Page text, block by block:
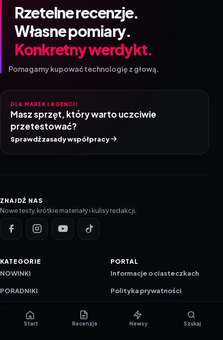
Rzetelne recenzje.
Własne pomiary.
Konkretny werdykt.
Pomagamy kupować technologię z głową.
DLA MAREK I AGENCJI
Masz sprzęt, który warto uczciwie
przetestować?
Sprawdź zasady współpracy
ZNAJDŹ NAS
Nowe testy, krótkie materiały i kulisy redakcji.
KATEGORIE
NOWINKI
PORADNIKI
TESTY GIER
PORTAL
Informacje o ciasteczkach
Polityka prywatności
Skład redakcji
Start Recenzje Newsy Szukaj